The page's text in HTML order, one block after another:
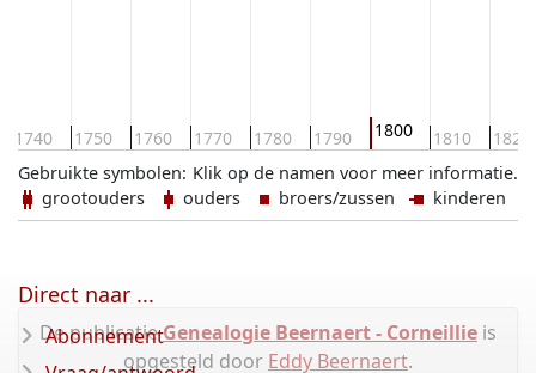
1740 1750 1760 1770 1780 1790 1800 1810 1820
Klik op de namen voor meer informatie.
Gebruikte symbolen:
grootouders
ouders broers/zussen kinderen
De publicatieGenealogie Beernaert - Corneillie is
opgesteld door Eddy Beernaert.
Direct naar ...
Abonnement